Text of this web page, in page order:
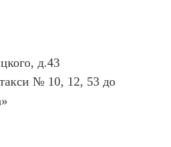
д.43
№ 10, 12, 53 до